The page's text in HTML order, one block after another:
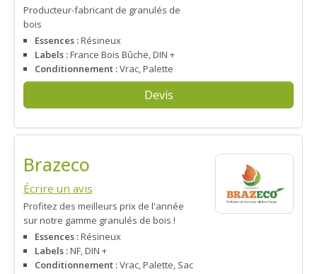
Producteur-fabricant de granulés de
bois
Essences :Résineux
Labels :France Bois Bûche, DIN +
Conditionnement :Vrac, Palette
Devis
Brazeco
Écrire un avis
Profitez des meilleurs prix de l'année
sur notre gamme granulés de bois !
Essences :Résineux
Labels :NF, DIN +
Conditionnement :Vrac, Palette, Sac